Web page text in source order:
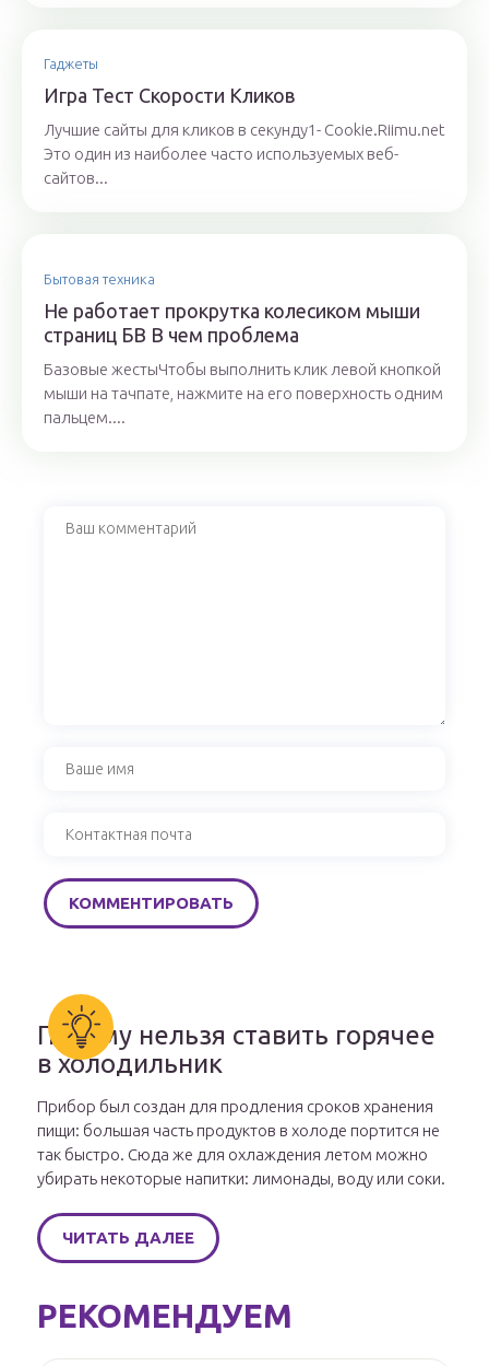
Гаджеты
Игра Тест Скорости Кликов
Лучшие сайты для кликов в секунду1- Cookie.Riimu.net
Это один из наиболее часто используемых веб-
сайтов...
Бытовая техника
Не работает прокрутка колесиком мыши
страниц БВ В чем проблема
Базовые жестыЧтобы выполнить клик левой кнопкой
мыши на тачпате, нажмите на его поверхность одним
пальцем....
Почему нельзя ставить горячее
в холодильник
Прибор был создан для продления сроков хранения
пищи: большая часть продуктов в холоде портится не
так быстро. Сюда же для охлаждения летом можно
убирать некоторые напитки: лимонады, воду или соки.
ЧИТАТЬ ДАЛЕЕ
РЕКОМЕНДУЕМ